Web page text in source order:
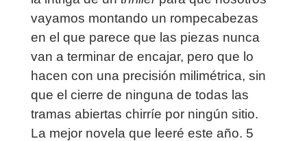
vayamos montando un rompecabezas
en el que parece que las piezas nunca
van a terminar de encajar, pero que lo
hacen con una precisión milimétrica, sin
que el cierre de ninguna de todas las
tramas abiertas chirríe por ningún sitio.
La mejor novela que leeré este año. 5